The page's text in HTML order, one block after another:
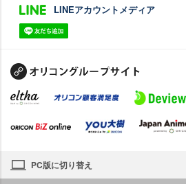
LINEアカウントメディア
PC版に切り替え